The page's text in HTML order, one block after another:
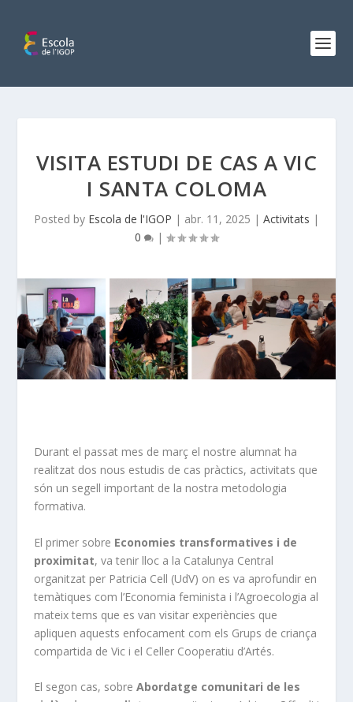
VISITA ESTUDI DE CAS A VIC
I SANTA COLOMA
Posted by Escola de l'IGOP | abr. 11, 2025 | Activitats |
0
|
Durant el passat mes de març el nostre alumnat ha
realitzat dos nous estudis de cas pràctics, activitats que
són un segell important de la nostra metodologia
formativa.
El primer sobre Economies transformatives i de
proximitat, va tenir lloc a la Catalunya Central
organitzat per Patricia Cell (UdV) on es va aprofundir en
temàtiques com l’Economia feminista i l’Agroecologia al
mateix tems que es van visitar experiències que
apliquen aquests enfocament com els Grups de criança
compartida de Vic i el Celler Cooperatiu d’Artés.
El segon cas, sobre Abordatge comunitari de les